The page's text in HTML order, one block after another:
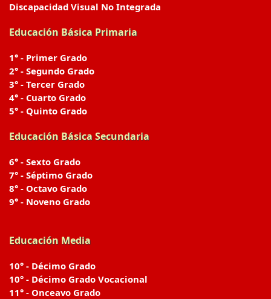
Discapacidad Visual No Integrada
Educación Básica Primaria
1° - Primer Grado
2° - Segundo Grado
3° - Tercer Grado
4° - Cuarto Grado
5° - Quinto Grado
Educación Básica Secundaria
6° - Sexto Grado
7° - Séptimo Grado
8° - Octavo Grado
9° - Noveno Grado
Educación Media
10° - Décimo Grado
10° - Décimo Grado Vocacional
11° - Onceavo Grado